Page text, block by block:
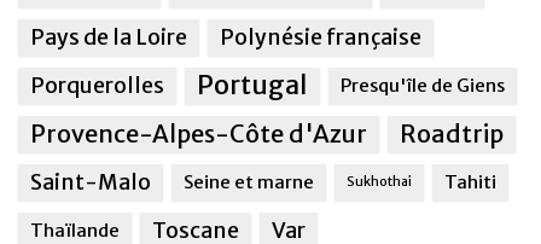
Pays de la Loire
Polynésie française
Porquerolles
Portugal Presqu'île de Giens
Provence-Alpes-Côte d'Azur Roadtrip
Saint-Malo Seine et marne Sukhothai Tahiti
Thaïlande Toscane Var